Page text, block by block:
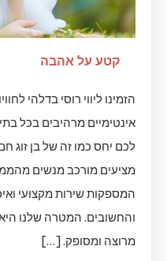
קטע על אהבה
הזמינו ליווי רוסי בדלהי
אינטימיים מרהיבים בכל
לכם יחס כמו זה של בן זוג
מציעים מורכב מנשים
המספקות שירות מקצועי
והחשובים. המטרה שלנו
מרוצה ומסופק. […]